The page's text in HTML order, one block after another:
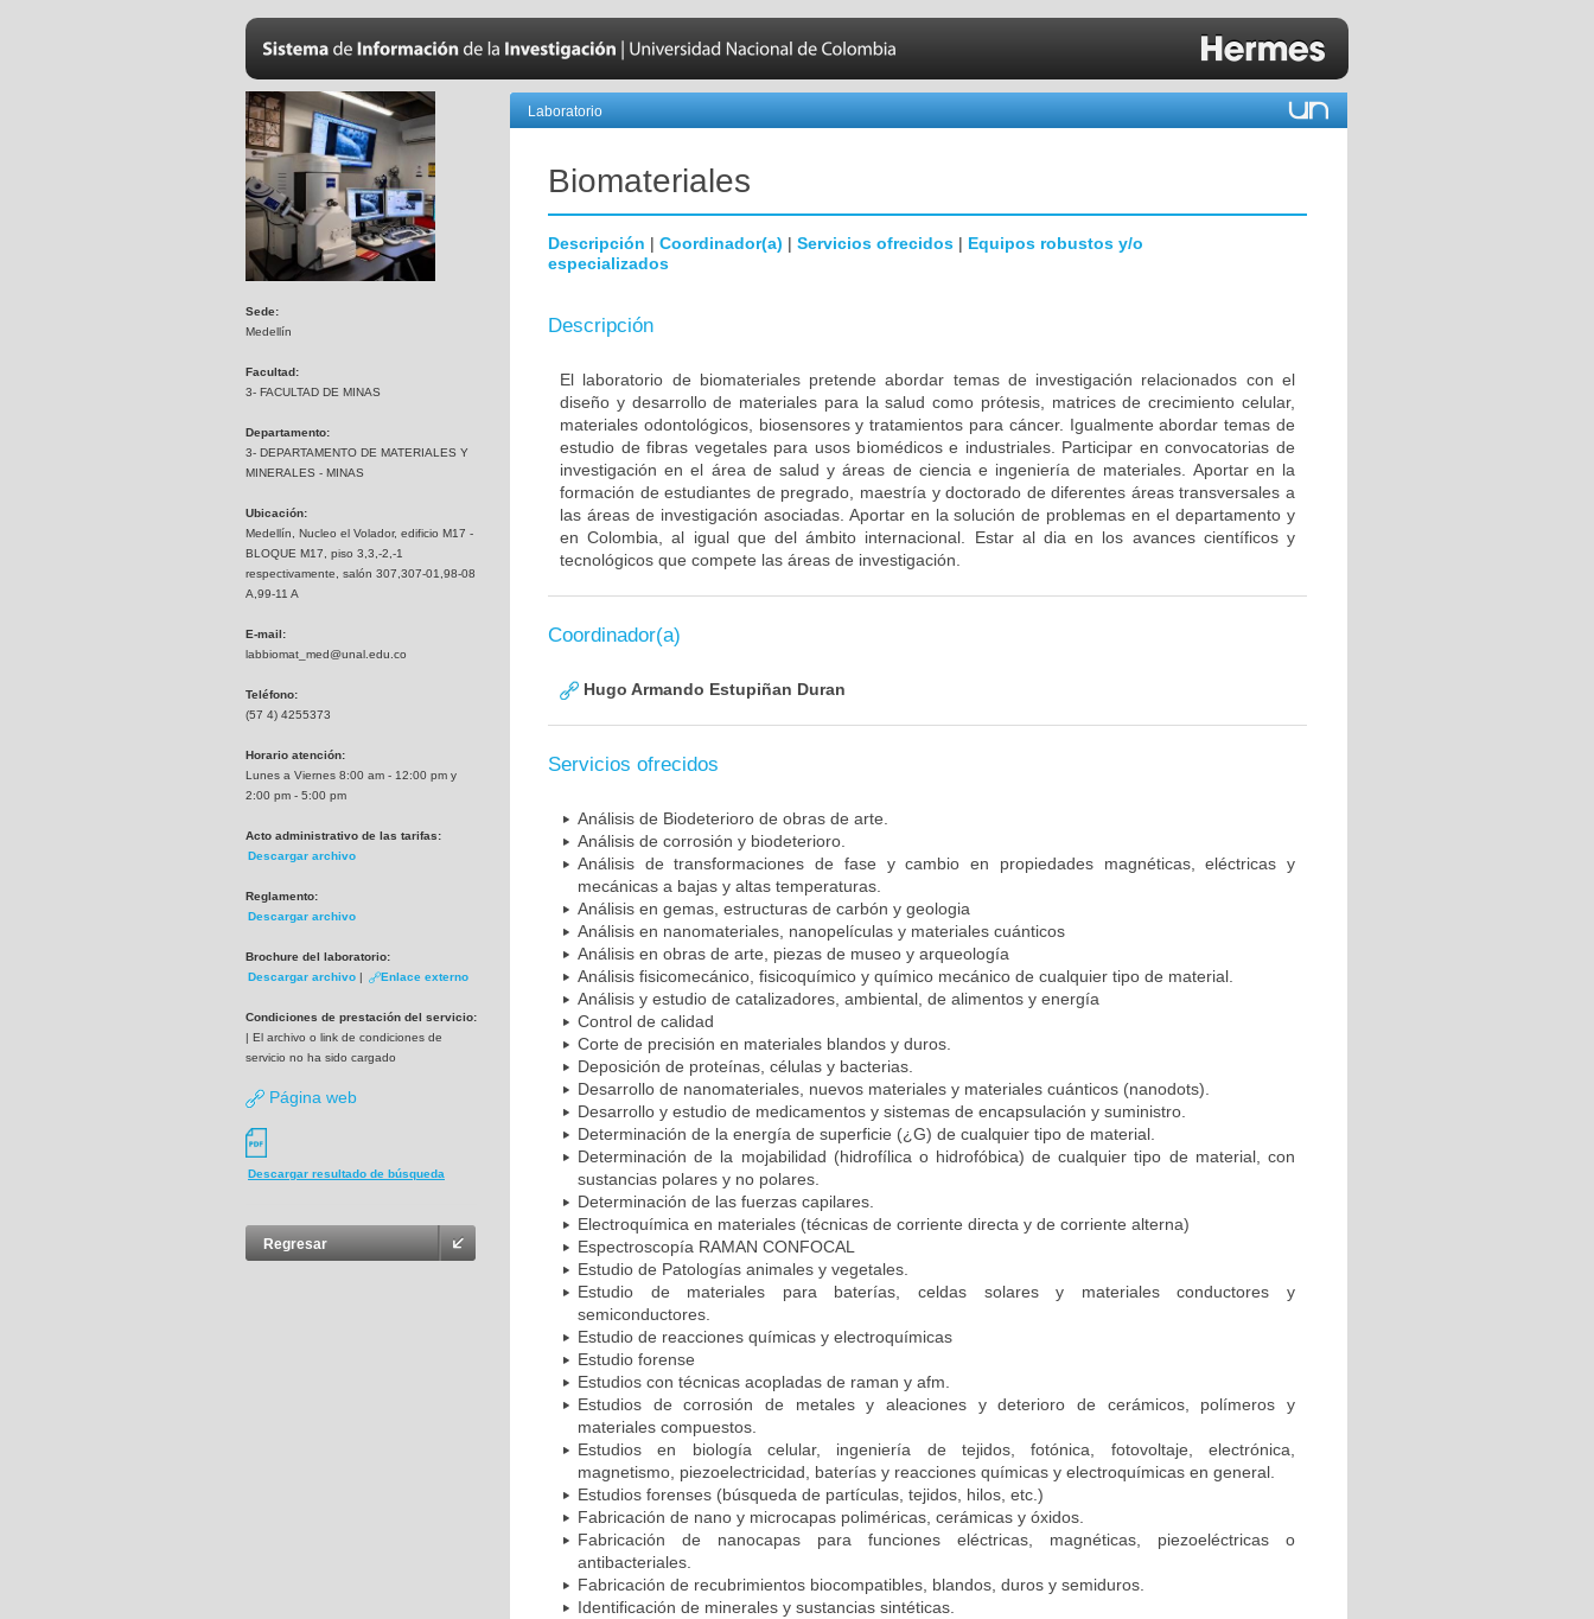
Sede:
Medellín
Facultad:
3- FACULTAD DE MINAS
Departamento:
3- DEPARTAMENTO DE MATERIALES Y
MINERALES - MINAS
Ubicación:
Medellín, Nucleo el Volador, edificio M17 -
BLOQUE M17, piso 3,3,-2,-1
respectivamente, salón 307,307-01,98-08
A,99-11 A
E-mail:
labbiomat_med@unal.edu.co
Teléfono:
(57 4) 4255373
Horario atención:
Lunes a Viernes 8:00 am - 12:00 pm y
2:00 pm - 5:00 pm
Acto administrativo de las tarifas:
Descargar archivo
Reglamento:
Descargar archivo
Brochure del laboratorio:
Descargar archivo | Enlace externo
Condiciones de prestación del servicio:
| El archivo o link de condiciones de
servicio no ha sido cargado
Página web
Descargar resultado de búsqueda
Regresar
Laboratorio
Biomateriales
Descripción | Coordinador(a) | Servicios ofrecidos | Equipos robustos y/o
especializados
Descripción
El laboratorio de biomateriales pretende abordar temas de investigación relacionados con el
diseño y desarrollo de materiales para la salud como prótesis, matrices de crecimiento celular,
materiales odontológicos, biosensores y tratamientos para cáncer. Igualmente abordar temas de
estudio de fibras vegetales para usos biomédicos e industriales. Participar en convocatorias de
investigación en el área de salud y áreas de ciencia e ingeniería de materiales. Aportar en la
formación de estudiantes de pregrado, maestría y doctorado de diferentes áreas transversales a
las áreas de investigación asociadas. Aportar en la solución de problemas en el departamento y
en Colombia, al igual que del ámbito internacional. Estar al dia en los avances científicos y
tecnológicos que compete las áreas de investigación.
Coordinador(a)
Hugo Armando Estupiñan Duran
Servicios ofrecidos
Análisis de Biodeterioro de obras de arte.
Análisis de corrosión y biodeterioro.
Análisis de transformaciones de fase y cambio en propiedades magnéticas, eléctricas y
mecánicas a bajas y altas temperaturas.
Análisis en gemas, estructuras de carbón y geologia
Análisis en nanomateriales, nanopelículas y materiales cuánticos
Análisis en obras de arte, piezas de museo y arqueología
Análisis fisicomecánico, fisicoquímico y químico mecánico de cualquier tipo de material.
Análisis y estudio de catalizadores, ambiental, de alimentos y energía
Control de calidad
Corte de precisión en materiales blandos y duros.
Deposición de proteínas, células y bacterias.
Desarrollo de nanomateriales, nuevos materiales y materiales cuánticos (nanodots).
Desarrollo y estudio de medicamentos y sistemas de encapsulación y suministro.
Determinación de la energía de superficie (¿G) de cualquier tipo de material.
Determinación de la mojabilidad (hidrofílica o hidrofóbica) de cualquier tipo de material, con
sustancias polares y no polares.
Determinación de las fuerzas capilares.
Electroquímica en materiales (técnicas de corriente directa y de corriente alterna)
Espectroscopía RAMAN CONFOCAL
Estudio de Patologías animales y vegetales.
Estudio de materiales para baterías, celdas solares y materiales conductores y
semiconductores.
Estudio de reacciones químicas y electroquímicas
Estudio forense
Estudios con técnicas acopladas de raman y afm.
Estudios de corrosión de metales y aleaciones y deterioro de cerámicos, polímeros y
materiales compuestos.
Estudios en biología celular, ingeniería de tejidos, fotónica, fotovoltaje, electrónica,
magnetismo, piezoelectricidad, baterías y reacciones químicas y electroquímicas en general.
Estudios forenses (búsqueda de partículas, tejidos, hilos, etc.)
Fabricación de nano y microcapas poliméricas, cerámicas y óxidos.
Fabricación de nanocapas para funciones eléctricas, magnéticas, piezoeléctricas o
antibacteriales.
Fabricación de recubrimientos biocompatibles, blandos, duros y semiduros.
Identificación de minerales y sustancias sintéticas.